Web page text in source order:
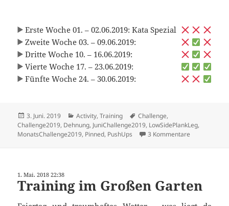
Erste Woche 01. – 02.06.2019: Kata Spezial
Zweite Woche 03. – 09.06.2019:
Dritte Woche 10. – 16.06.2019:
Vierte Woche 17. – 23.06.2019:
Fünfte Woche 24. – 30.06.2019:
Veröffentlicht
am
3. Juni. 2019 Kategorien
Activity,Training Schlagwörter
Challenge,
Challenge2019, Dehnung, JuniChallenge2019, LowSidePlankLeg,
MonatsChallenge2019, Pinned, PushUps 3 Kommentare
1. Mai. 2018 22:38
Training im Großen Garten